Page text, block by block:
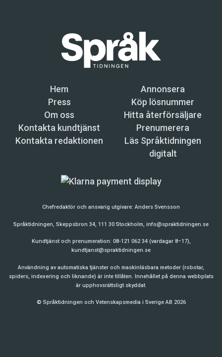
Hem
Annonsera
Press
Köp lösnummer
Om oss
Hitta återförsäljare
Kontakta kundtjänst
Prenumerera
Kontakta redaktionen
Läs Språktidningen
digitalt
Chefredaktör och ansvarig utgivare:Anders Svensson
Språktidningen, Skeppsbron 34, 111 30 Stockholm, info@spraktidningen.se
Kundtjänst och prenumeration: 08-121 062 34 (vardagar 8–17),
kundtjanst@spraktidningen.se
Användning av automatiska tjänster och maskinläsbara metoder (robotar,
spiders, indexering och liknande) är inte tillåten. Innehållet på denna webbplats
är upphovsrättsligt skyddat.
© Språktidningen och Vetenskapsmedia i Sverige AB 2026